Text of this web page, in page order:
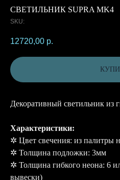
СВЕТИЛЬНИК SUPRA MK4
SKU:
12720,00 р.
Декоративный светильник из
Характеристики:
✲ Цвет свечения: из палитры
✲ Толщина подложки: 3мм
✲ Толщина гибкого неона: 6
вывески)